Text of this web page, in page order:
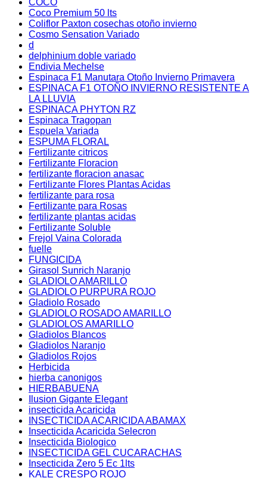
Coco Premium 50 lts
Coliflor Paxton cosechas otoño invierno
Cosmo Sensation Variado
d
delphinium doble variado
Endivia Mechelse
Espinaca F1 Manutara Otoño Invierno Primavera
ESPINACA F1 OTOÑO INVIERNO RESISTENTE A
LA LLUVIA
ESPINACA PHYTON RZ
Espinaca Tragopan
Espuela Variada
ESPUMA FLORAL
Fertilizante citricos
Fertilizante Floracion
fertilizante floracion anasac
Fertilizante Flores Plantas Acidas
fertilizante para rosa
Fertilizante para Rosas
fertilizante plantas acidas
Fertilizante Soluble
Frejol Vaina Colorada
fuelle
FUNGICIDA
Girasol Sunrich Naranjo
GLADIOLO AMARILLO
GLADIOLO PURPURA ROJO
Gladiolo Rosado
GLADIOLO ROSADO AMARILLO
GLADIOLOS AMARILLO
Gladiolos Blancos
Gladiolos Naranjo
Gladiolos Rojos
Herbicida
hierba canonigos
HIERBABUENA
Ilusion Gigante Elegant
insecticida Acaricida
INSECTICIDA ACARICIDA ABAMAX
Insecticida Acaricida Selecron
Insecticida Biologico
INSECTICIDA GEL CUCARACHAS
Insecticida Zero 5 Ec 1lts
KALE CRESPO ROJO